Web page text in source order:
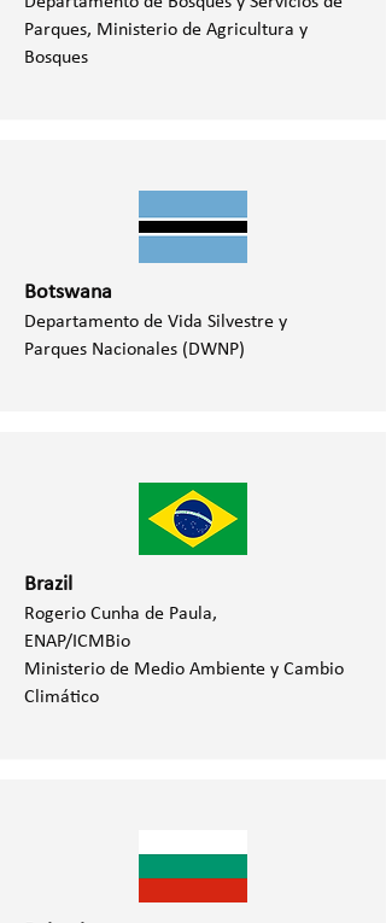
Parques, Ministerio de Agricultura y
Bosques
Botswana
Departamento de Vida Silvestre y
Parques Nacionales (DWNP)
Brazil
Rogerio Cunha de Paula,
ENAP/ICMBio
Ministerio de Medio Ambiente y Cambio
Climático